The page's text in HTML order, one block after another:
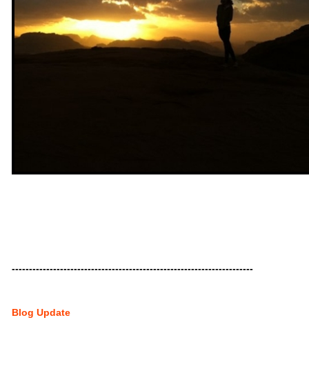
----------------------------------------------------------------------
Blog Update